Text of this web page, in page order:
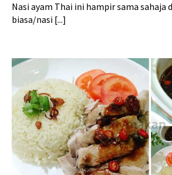
Nasi ayam Thai ini hampir sama sahaja
biasa/nasi [...]